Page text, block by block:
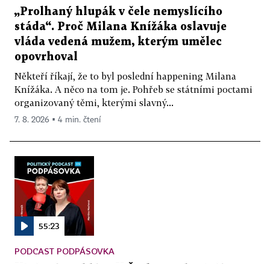
„Prolhaný hlupák v čele nemyslícího
stáda“. Proč Milana Knížáka oslavuje
vláda vedená mužem, kterým umělec
opovrhoval
Někteří říkají, že to byl poslední happening Milana
Knížáka. A něco na tom je. Pohřeb se státními poctami
organizovaný těmi, kterými slavný...
7. 8. 2026 ▪ 4 min. čtení
55:23
PODCAST PODPÁSOVKA